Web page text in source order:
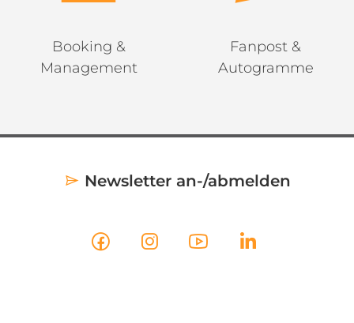
Booking &
Management
Fanpost &
Autogramme
Newsletter an-/abmelden